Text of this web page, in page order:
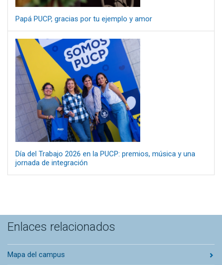
Papá PUCP, gracias por tu ejemplo y amor
Día del Trabajo 2026 en la PUCP: premios, música y una
jornada de integración
Enlaces relacionados
Mapa del campus